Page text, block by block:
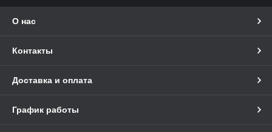
О нас
Контакты
Доставка и оплата
График работы